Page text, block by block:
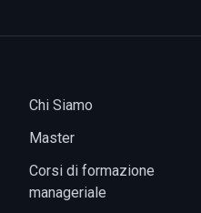
Chi Siamo
Master
Corsi di formazione
manageriale